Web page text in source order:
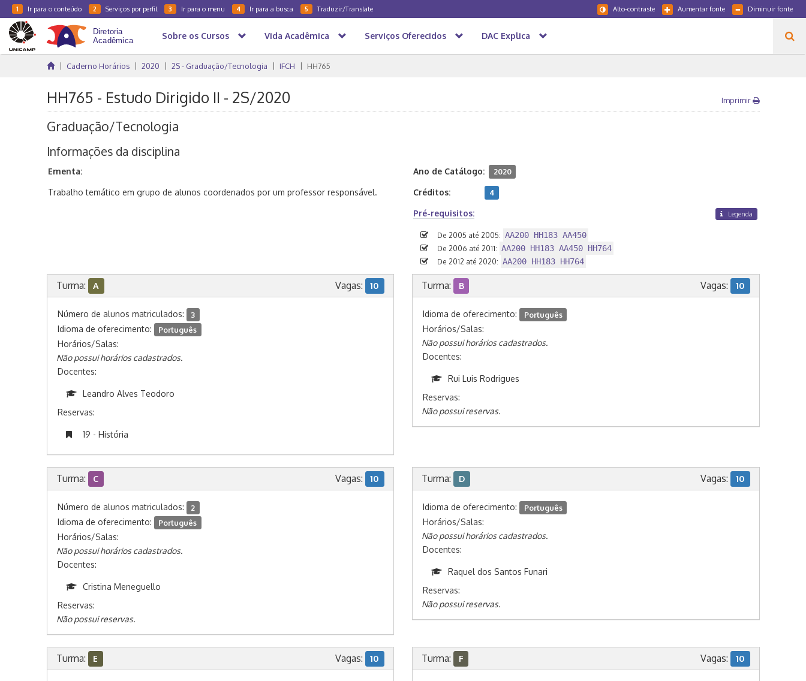
1 Ir para o conteúdo 2 Serviços por perfil 3 Ir para o menu 4 Ir para a busca 5 Traduzir/Translate Diminuir fonte
Aumentar fonte
Alto-contraste
Sobre os Cursos Vida Acadêmica Serviços Oferecidos DAC Explica
Caderno Horários 2020 2S - Graduação/Tecnologia IFCH HH765
HH765 - Estudo Dirigido II - 2S/2020 Imprimir
Graduação/Tecnologia
Informações da disciplina
Ementa:
Trabalho temático em grupo de alunos coordenados por um professor responsável.
Ano de Catálogo: 2020
Créditos: 4
Pré-requisitos: Legenda
De 2005 até 2005: AA200 HH183 AA450
De 2006 até 2011: AA200 HH183 AA450 HH764
De 2012 até 2020: AA200 HH183 HH764
Turma: A Vagas: 10
Número de alunos matriculados: 3
Idioma de oferecimento: Português
Horários/Salas:
Não possui horários cadastrados.
Docentes:
Leandro Alves Teodoro
Reservas:
19 - História
Turma: B Vagas: 10
Idioma de oferecimento: Português
Horários/Salas:
Não possui horários cadastrados.
Docentes:
Rui Luis Rodrigues
Reservas:
Não possui reservas.
Turma: C Vagas: 10
Número de alunos matriculados: 2
Idioma de oferecimento: Português
Horários/Salas:
Não possui horários cadastrados.
Docentes:
Cristina Meneguello
Reservas:
Não possui reservas.
Turma: D Vagas: 10
Idioma de oferecimento: Português
Horários/Salas:
Não possui horários cadastrados.
Docentes:
Raquel dos Santos Funari
Reservas:
Não possui reservas.
Turma: E Vagas: 10 Turma: F Vagas: 10